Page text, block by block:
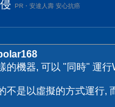
PR・安達人壽 安心抗癌
的機器, 可以 "同時" 運
不是以虛擬的方式運行,